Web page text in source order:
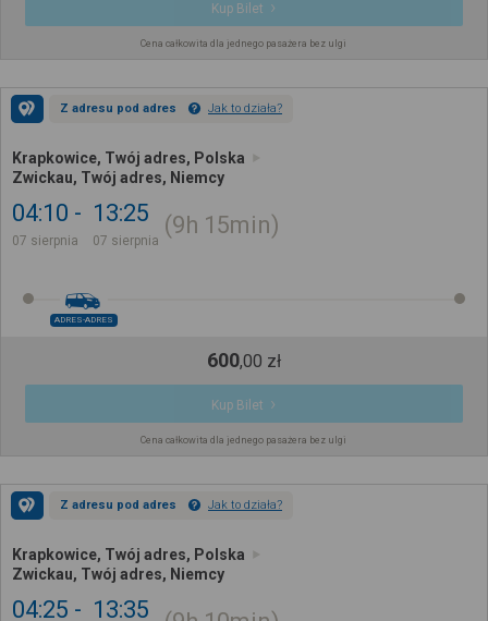
Kup Bilet
Cena całkowita dla jednego pasażera bez ulgi
Z adresu pod adres Jak to działa?
Krapkowice, Twój adres, Polska
Zwickau, Twój adres, Niemcy
04:10
07 sierpnia
13:25
07 sierpnia
9h 15min
ADRES-ADRES
600,00 zł
Kup Bilet
Cena całkowita dla jednego pasażera bez ulgi
Z adresu pod adres Jak to działa?
Krapkowice, Twój adres, Polska
Zwickau, Twój adres, Niemcy
04:25 13:35